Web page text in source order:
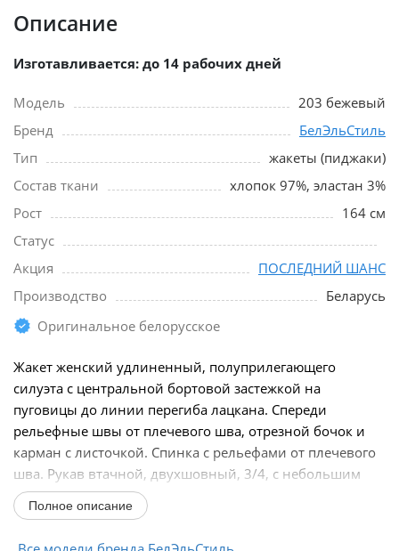
Описание
Изготавливается: до 14 рабочих дней
Модель
203 бежевый
Бренд
БелЭльСтиль
Тип
жакеты (пиджаки)
Состав ткани
хлопок 97%, эластан 3%
Рост
164 см
Статус
Акция
ПОСЛЕДНИЙ ШАНС
Производство
Беларусь
Оригинальное белорусское
Жакет женский удлиненный, полуприлегающего
силуэта с центральной бортовой застежкой на
пуговицы до линии перегиба лацкана. Спереди
рельефные швы от плечевого шва, отрезной бочок и
карман с листочкой. Спинка с рельефами от плечевого
шва. Рукав втачной, двухшовный, 3/4, с небольшим
разрезом...
Полное описание